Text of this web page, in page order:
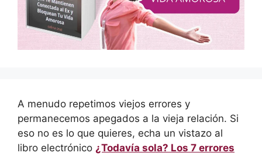
A menudo repetimos viejos errores y
permanecemos apegados a la vieja relación. Si
eso no es lo que quieres, echa un vistazo al
libro electrónico ¿Todavía sola? Los 7 errores